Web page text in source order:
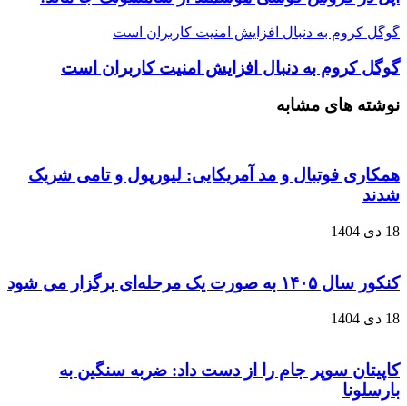
گوگل کروم به دنبال افزایش امنیت کاربران است
گوگل کروم به دنبال افزایش امنیت کاربران است
نوشته های مشابه
همکاری فوتبال و مد آمریکایی: لیورپول و تامی شریک
شدند
18 دی 1404
کنکور سال ۱۴۰۵ به صورت یک‌ مرحله‌ای برگزار می‌ شود
18 دی 1404
کاپیتان سوپر جام را از دست داد: ضربه سنگین به
بارسلونا